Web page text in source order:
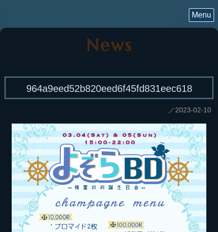
Menu
News
964a9eed52b820eed6f45fd831eec618
／2023-02-10